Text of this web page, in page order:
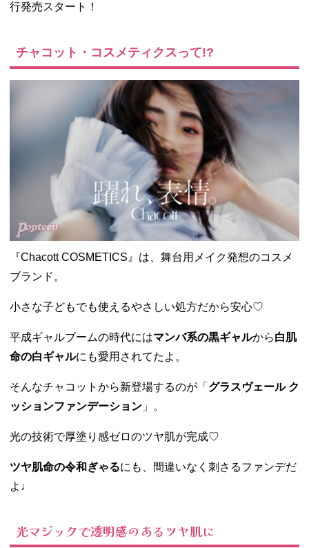
行発売スタート！
チャコット・コスメティクスって!?
『Chacott COSMETICS』は、舞台用メイク発想のコスメ
ブランド。
小さな子どもでも使えるやさしい処方だから安心♡
平成ギャルブームの時代にはマンバ系の黒ギャルから白肌
命の白ギャルにも愛用されてたよ。
そんなチャコットから新登場するのが「 グラスヴェール ク
ッションファンデーション 」。
光の技術で厚塗り感ゼロのツヤ肌が完成♡
ツヤ肌命の令和ぎゃるにも、間違いなく刺さるファンデだ
よ♩
光マジックで透明感のあるツヤ肌に